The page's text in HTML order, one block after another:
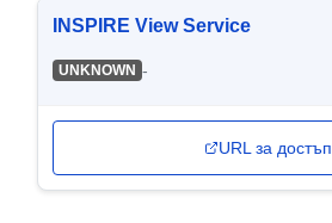
INSPIRE View Service
UNKNOWN -
URL за достъп